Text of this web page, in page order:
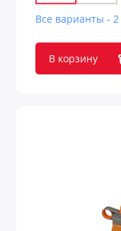
Чехлы для
Чехлы для карт
Чехлы для
Чехлы для
Все варианты -
В корзину